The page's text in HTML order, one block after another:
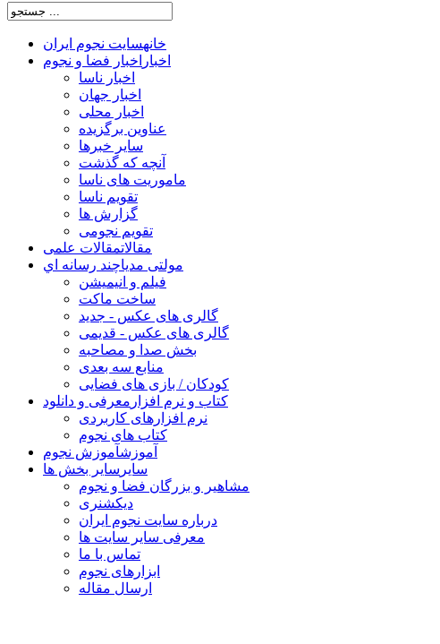
خانهسایت نجوم ایران
اخبار اخبار فضا و نجوم
اخبار ناسا
اخبار جهان
اخبار محلی
عناوین برگزیده
سایر خبرها
آنچه که گذشت
ماموریت های ناسا
تقویم ناسا
گزارش ها
تقویم نجومی
مقالاتمقالات علمی
مولتی مدیاچند رسانه اي
فیلم و انیمیشن
ساخت ماکت
گالری های عکس - جدید
گالری های عکس - قدیمی
بخش صدا و مصاحبه
منابع سه بعدی
کودکان / بازی های فضایی
کتاب و نرم افزار معرفی و دانلود
نرم افزارهای کاربردی
کتاب های نجوم
آموزشآموزش نجوم
سایر سایر بخش ها
مشاهیر و بزرگان فضا و نجوم
دیکشنری
درباره سایت نجوم ایران
معرفی سایر سایت ها
تماس با ما
ابزارهای نجوم
ارسال مقاله